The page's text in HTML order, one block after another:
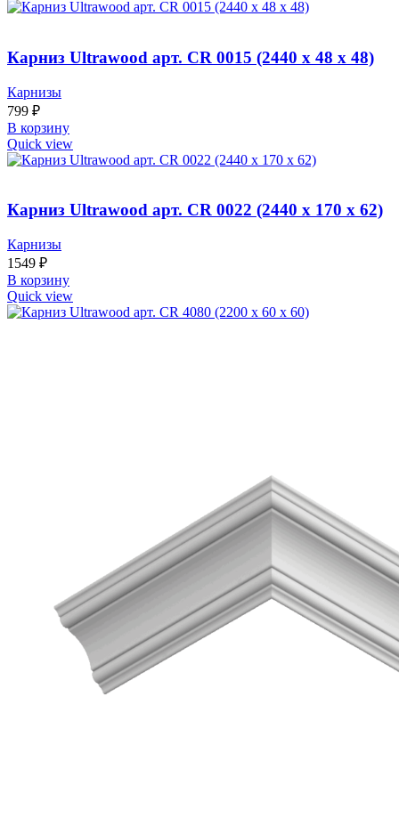
Карниз Ultrawood арт. CR 0015 (2440 х 48 х 48)
Карнизы
799 ₽
В корзину
Quick view
Карниз Ultrawood арт. CR 0022 (2440 х 170 х 62)
Карнизы
1549 ₽
В корзину
Quick view